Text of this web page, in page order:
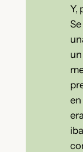
Y,
en